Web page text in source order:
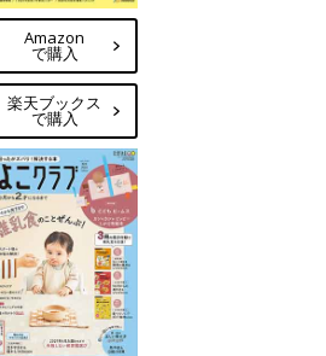
Amazon
で購入
楽天ブックス
で購入